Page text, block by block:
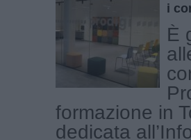
i
È
formazione in
dedicata